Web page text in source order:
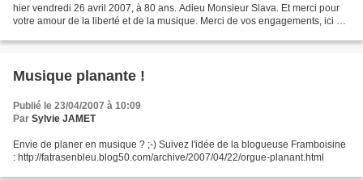
hier vendredi 26 avril 2007, à 80 ans. Adieu Monsieur Slava. Et merci pour
votre amour de la liberté et de la musique. Merci de vos engagements, ici en
Musique planante !
Publié le 23/04/2007 à 10:09
Par Sylvie JAMET
Envie de planer en musique ? ;-) Suivez l'idée de la blogueuse Framboisine
: http://fatrasenbleu.blog50.com/archive/2007/04/22/orgue-planant.html